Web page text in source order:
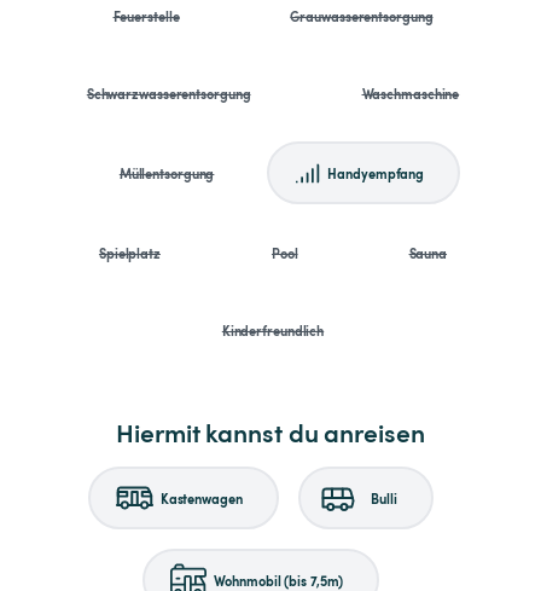
Feuerstelle Grauwasserentsorgung
Schwarzwasserentsorgung Waschmaschine
Müllentsorgung Handyempfang
Spielplatz Pool Sauna
Kinderfreundlich
Hiermit kannst du anreisen
Kastenwagen Bulli
Wohnmobil (bis 7,5m)